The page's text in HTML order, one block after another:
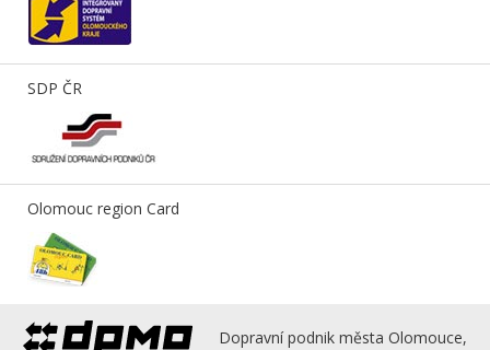
SDP ČR
Olomouc region Card
Dopravní podnik města Olomouce,